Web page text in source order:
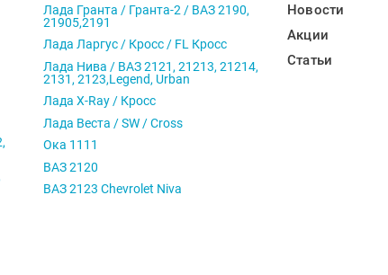
Лада Гранта / Гранта-2 / ВАЗ 2190,
21905,2191
Лада Ларгус / Кросс / FL Кросс
Лада Нива / ВАЗ 2121, 21213, 21214,
2131, 2123,Legend, Urban
Лада X-Ray / Кросс
Лада Веста / SW / Cross
Ока 1111
ВАЗ 2120
ВАЗ 2123 Chevrolet Niva
Новости
Акции
Статьи